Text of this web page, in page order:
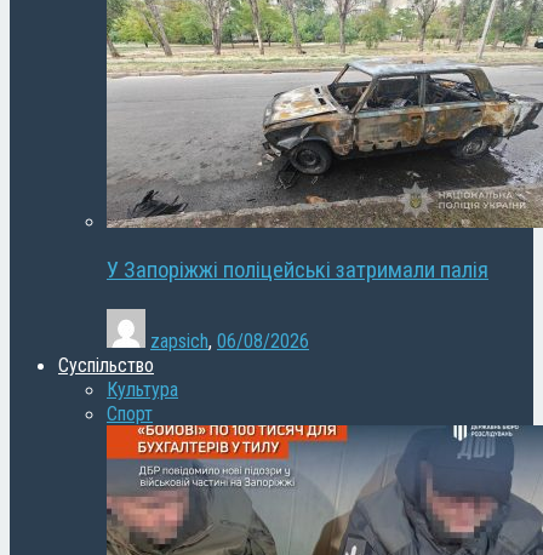
У Запоріжжі поліцейські затримали палія
zapsich, 06/08/2026
Суспільство
Культура
Спорт